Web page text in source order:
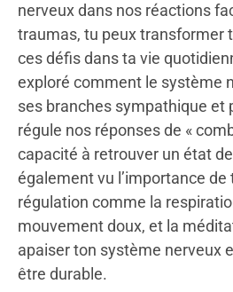
nerveux dans nos réactions
traumas, tu peux transformer
ces défis dans ta vie
exploré comment le système
ses branches sympathique et
régule nos réponses de «
capacité à retrouver un état
également vu l’importance de
régulation comme la
mouvement doux, et la
apaiser ton système nerveux
être durable.